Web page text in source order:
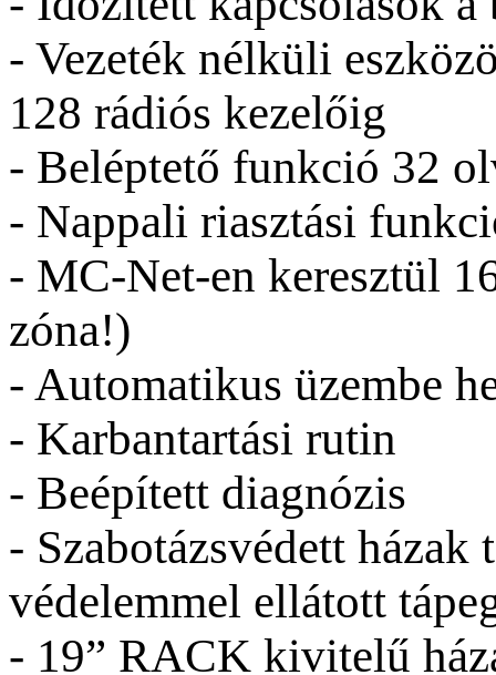
- Vezeték nélküli
128 rádiós kezelőig
- Beléptető funkció 32
- Nappali riasztási
- MC-Net-en keresztül
zóna!)
- Automatikus üzembe
- Karbantartási rutin
- Beépített diagnózis
- Szabotázsvédett
védelemmel ellátott
- 19” RACK kivitelű